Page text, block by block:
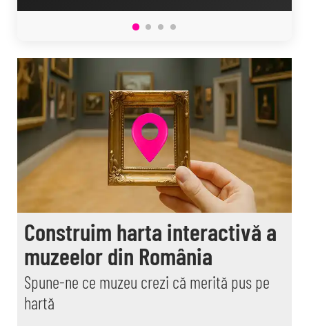
Construim harta interactivă a
muzeelor din România
Spune-ne ce muzeu crezi că merită pus pe
hartă